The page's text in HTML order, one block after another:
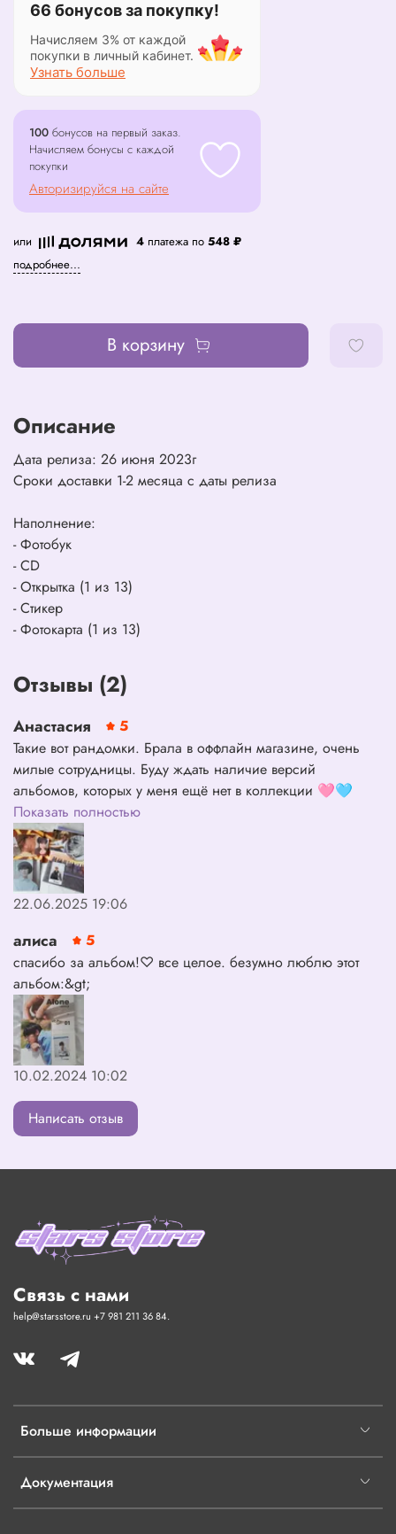
66 бонусов за покупку!
Начисляем 3% от каждой
покупки в личный кабинет.
Узнать больше
100 бонусов на первый заказ.
Начисляем бонусы с каждой
покупки
Авторизируйся на сайте
или 4 платежа по 548 ₽
подробнее...
В корзину
Описание
Дата релиза: 26 июня 2023г
Сроки доставки 1-2 месяца с даты релиза
Наполнение:
- Фотобук
- CD
- Открытка (1 из 13)
- Стикер
- Фотокарта (1 из 13)
Отзывы (2)
Анастасия
5
Такие вот рандомки. Брала в оффлайн магазине, очень
милые сотрудницы. Буду ждать наличие версий
альбомов, которых у меня ещё нет в коллекции 🩷🩵
Показать полностью
22.06.2025 19:06
алиса
5
спасибо за альбом!♡ все целое. безумно люблю этот
альбом:&gt;
10.02.2024 10:02
Написать отзыв
Больше информации
Документация
Связь с нами
help@starsstore.ru +7 981 211 36 84.